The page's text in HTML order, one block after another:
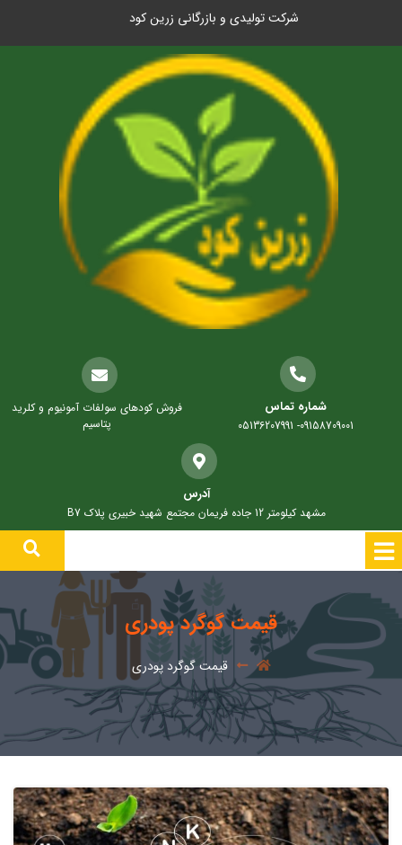
شرکت تولیدی و بازرگانی زرین کود
شماره تماس
09158709001- 05136207991
فروش کودهای سولفات آمونیوم و کلرید
پتاسیم
آدرس
مشهد کیلومتر 12 جاده فریمان مجتمع شهید خبیری پلاک B7
قیمت گوگرد پودری
قیمت گوگرد پودری